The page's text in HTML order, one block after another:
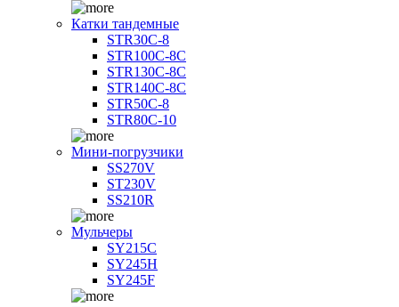
Катки тандемные
STR30C-8
STR100C-8С
STR130C-8С
STR140C-8С
STR50C-8
STR80C-10
Мини-погрузчики
SS270V
ST230V
SS210R
Мульчеры
SY215C
SY245H
SY245F